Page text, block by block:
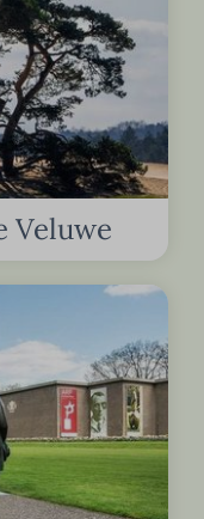
Veluwe